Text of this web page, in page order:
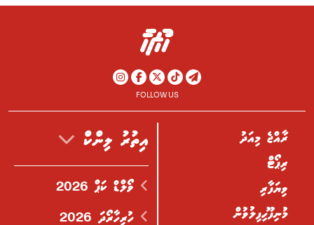
FOLLOW US
ރާއްޖެ މިއަދު
ރިޕޯޓް
ވިޔަފާރި
މުނިފޫހިފިލުވުން
އިތުރު ލިންކް
ވޯލްޑް ކަޕް 2026
ހުރިހާރޯދަ 2026